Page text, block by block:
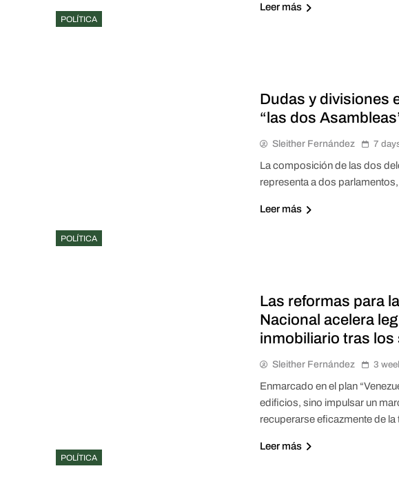
POLÍTICA
Leer más
POLÍTICA
Dudas y divisiones
“las dos
Sleither Fernández 7
La composición de las dos
representa a dos
Leer más
POLÍTICA
Las reformas para
Nacional acelera
inmobiliario tras los
Sleither Fernández 3
Enmarcado en el plan
edificios, sino impulsar un
recuperarse eficazmente de la
Leer más